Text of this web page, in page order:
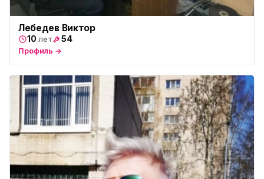
Лебедев Виктор
10 лет 54
Профиль →